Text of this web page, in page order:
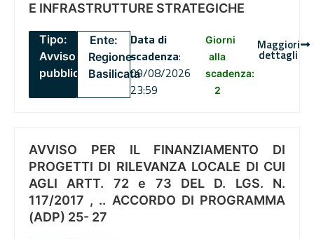
E INFRASTRUTTURE STRATEGICHE
Tipo:
Avviso
pubblico
Ente:
Regione
Basilicata
Data di
scadenza:
09/08/2026
23:59
Giorni
alla
scadenza:
2
Maggiori
dettagli
AVVISO PER IL FINANZIAMENTO DI
PROGETTI DI RILEVANZA LOCALE DI CUI
AGLI ARTT. 72 e 73 DEL D. LGS. N.
117/2017 , .. ACCORDO DI PROGRAMMA
(ADP) 25- 27